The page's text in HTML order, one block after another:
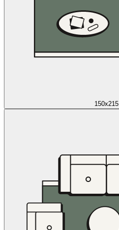
150x215